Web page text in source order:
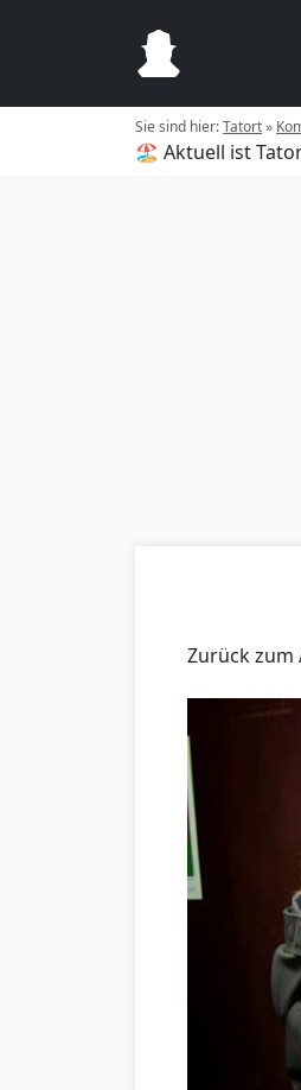
Sie sind hier:Tatort»
🏖️ Aktuell ist
Zurück zum